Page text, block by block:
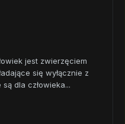
jest zwierzęciem
się wyłącznie z
dla człowieka...